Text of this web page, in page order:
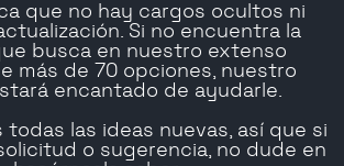
que no hay cargos ocultos ni
Si no encuentra la
busca en nuestro extenso
más de 70 opciones, nuestro
encantado de ayudarle.
todas las ideas nuevas, así que si
o sugerencia, no dude en